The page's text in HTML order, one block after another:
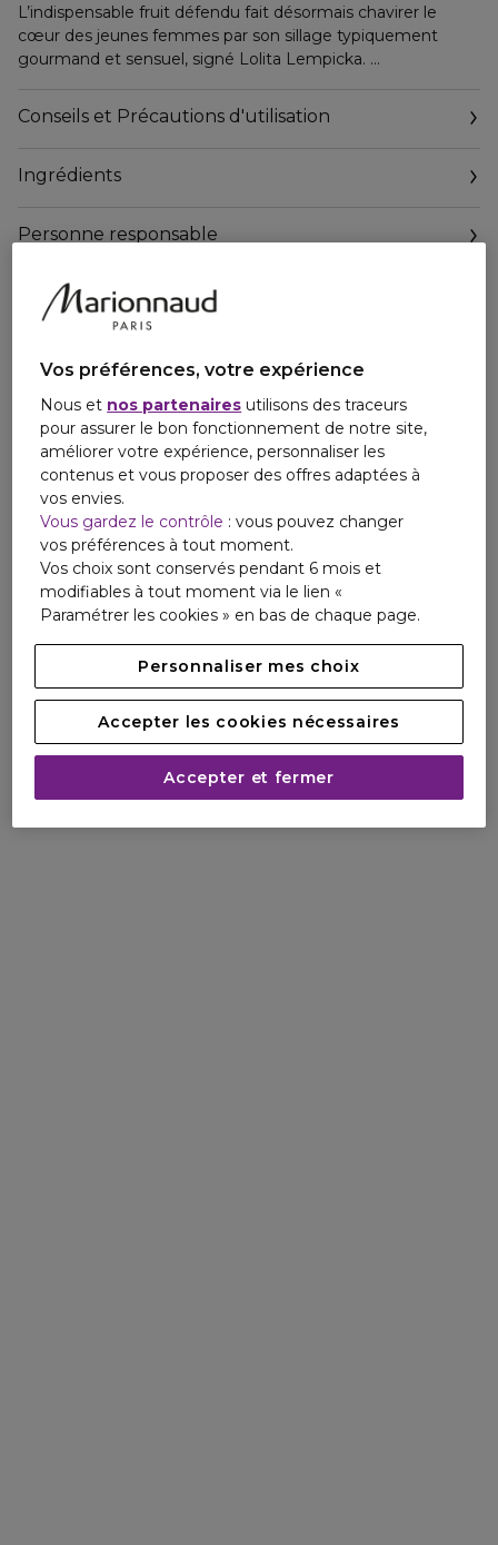
L’indispensable fruit défendu fait désormais chavirer le
cœur des jeunes femmes par son sillage typiquement
gourmand et sensuel, signé Lolita Lempicka.
Mon Premier Parfum, bouquet contemporain de fleurs de
réglisse aux notes orientales, charnelles et enivrantes, agit
Une ode à la féminité qui séduit immédiatement,
Conseils et Précautions d'utilisation
Ingrédients
Personne responsable
contact@lolitalempicka.fr
Vos préférences, votre expérience
Nous et nos partenaires utilisons des traceurs
pour assurer le bon fonctionnement de notre site,
améliorer votre expérience, personnaliser les
contenus et vous proposer des offres adaptées à
vos envies.
Vous gardez le contrôle : vous pouvez changer
vos préférences à tout moment.
Vos choix sont conservés pendant 6 mois et
modifiables à tout moment via le lien «
Paramétrer les cookies » en bas de chaque page.
Personnaliser mes choix
Accepter les cookies nécessaires
Accepter et fermer